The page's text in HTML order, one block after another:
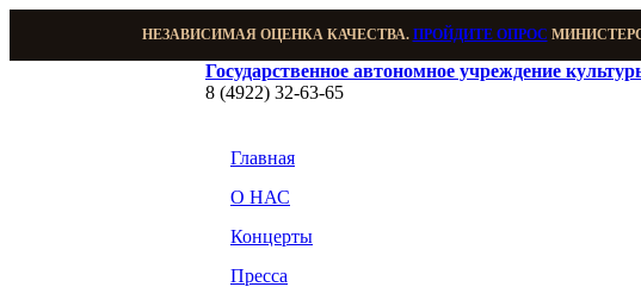
НЕЗАВИСИМАЯ ОЦЕНКА КАЧЕСТВА. ПРОЙДИТЕ ОПРОС
Государственное автономное учреждение
8 (4922) 32-63-65
Главная
О НАС
Концерты
Пресса